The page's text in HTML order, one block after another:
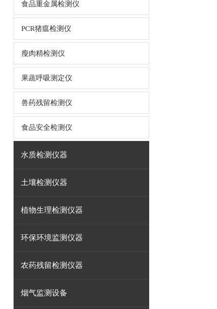
食品重金属检测仪
PCR猪瘟检测仪
瘦肉精检测仪
果蔬呼吸测定仪
兽药残留检测仪
食品安全检测仪
水质检测仪器
土壤检测仪器
植物生理检测仪器
环保环境监测仪器
农药残留检测仪器
烟气监测设备